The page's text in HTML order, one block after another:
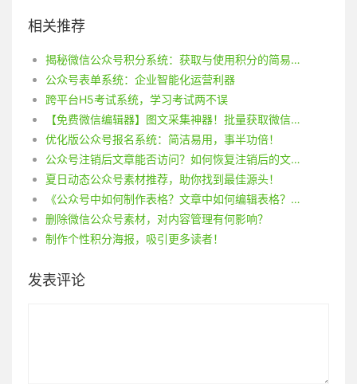
相关推荐
揭秘微信公众号积分系统：获取与使用积分的简易技巧！
公众号表单系统：企业智能化运营利器
跨平台H5考试系统，学习考试两不误
【免费微信编辑器】图文采集神器！批量获取微信公众号文章的方法揭秘！
优化版公众号报名系统：简洁易用，事半功倍！
公众号注销后文章能否访问？如何恢复注销后的文章？
夏日动态公众号素材推荐，助你找到最佳源头！
《公众号中如何制作表格？文章中如何编辑表格？百家号教你一招》
删除微信公众号素材，对内容管理有何影响？
制作个性积分海报，吸引更多读者！
发表评论